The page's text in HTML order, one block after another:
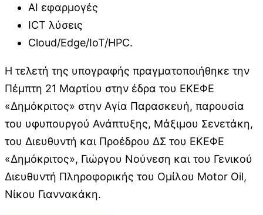
AI εφαρμογές
ICT λύσεις
Cloud/Edge/IoT/HPC.
Η τελετή της υπογραφής πραγματοποιήθηκε την
Πέμπτη 21 Μαρτίου στην έδρα του ΕΚΕΦΕ
«Δημόκριτος» στην Αγία Παρασκευή, παρουσία
του υφυπουργού Ανάπτυξης, Μάξιμου Σενετάκη,
του Διευθυντή και Προέδρου ΔΣ του ΕΚΕΦΕ
«Δημόκριτος», Γιώργου Νούνεση και του Γενικού
Διευθυντή Πληροφορικής του Ομίλου Motor Oil,
Νίκου Γιαννακάκη.